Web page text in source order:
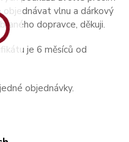
objednávat vlnu a dárkový
dopravce, děkuji.
je 6 měsíců od
objednávky.